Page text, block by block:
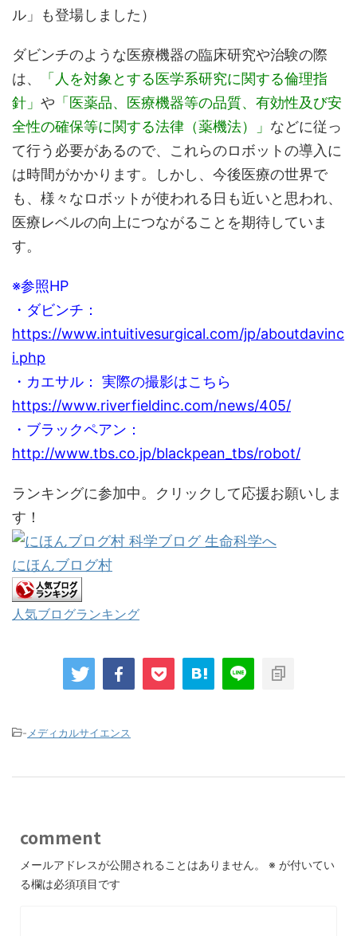
ル」も登場しました）
ダビンチのような医療機器の臨床研究や治験の際
は、
「人を対象とする医学系研究に関する倫理指
針」 や 「医薬品、医療機器等の品質、有効性及び安
全性の確保等に関する法律（薬機法）」 などに従っ
て行う必要があるので、これらのロボットの導入に
は時間がかかります。しかし、今後医療の世界で
も、様々なロボットが使われる日も近いと思われ、
医療レベルの向上につながることを期待していま
す。
※参照HP
・ダビンチ：
https://www.intuitivesurgical.com/jp/aboutdavinc
i.php
・カエサル： 実際の撮影はこちら
https://www.riverfieldinc.com/news/405/
・ブラックペアン：
http://www.tbs.co.jp/blackpean_tbs/robot/
ランキングに参加中。クリックして応援お願いしま
す！
にほんブログ村
人気ブログランキング
- メディカルサイエンス
comment
メールアドレスが公開されることはありません。 ※ が付いてい
る欄は必須項目です